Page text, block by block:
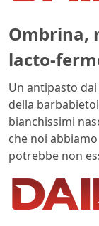
Ombrina,
lacto-
Un antipasto
della
bianchissimi
che noi
potrebbe non